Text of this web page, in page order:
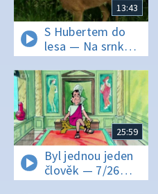
13:43
S Hubertem do
lesa — Na srnky
se nesahá
25:59
Byl jednou jeden
člověk — 7/26
Římská říše